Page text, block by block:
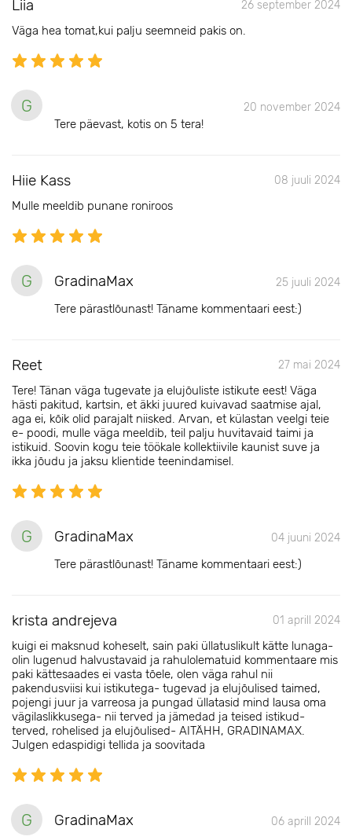
Liia 26 september 2024
Väga hea tomat,kui palju seemneid pakis on.
G 20 november 2024
Tere päevast, kotis on 5 tera!
Hiie Kass 08 juuli 2024
Mulle meeldib punane roniroos
G GradinaMax 25 juuli 2024
Tere pärastlõunast! Täname kommentaari eest:)
Reet 27 mai 2024
Tere! Tänan väga tugevate ja elujõuliste istikute eest! Väga
hästi pakitud, kartsin, et äkki juured kuivavad saatmise ajal,
aga ei, kõik olid parajalt niisked. Arvan, et külastan veelgi teie
e- poodi, mulle väga meeldib, teil palju huvitavaid taimi ja
istikuid. Soovin kogu teie töökale kollektiivile kaunist suve ja
ikka jõudu ja jaksu klientide teenindamisel.
G GradinaMax 04 juuni 2024
Tere pärastlõunast! Täname kommentaari eest:)
krista andrejeva 01 aprill 2024
kuigi ei maksnud koheselt, sain paki üllatuslikult kätte lunaga-
olin lugenud halvustavaid ja rahulolematuid kommentaare mis
paki kättesaades ei vasta tõele, olen väga rahul nii
pakendusviisi kui istikutega- tugevad ja elujõulised taimed,
pojengi juur ja varreosa ja pungad üllatasid mind lausa oma
vägilaslikkusega- nii terved ja jämedad ja teised istikud-
terved, rohelised ja elujõulised- AITÄHH, GRADINAMAX.
Julgen edaspidigi tellida ja soovitada
G GradinaMax 06 aprill 2024